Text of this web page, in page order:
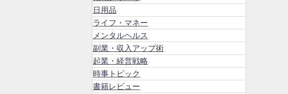
日用品
ライフ・マネー
メンタルヘルス
副業・収入アップ術
起業・経営戦略
時事トピック
書籍レビュー